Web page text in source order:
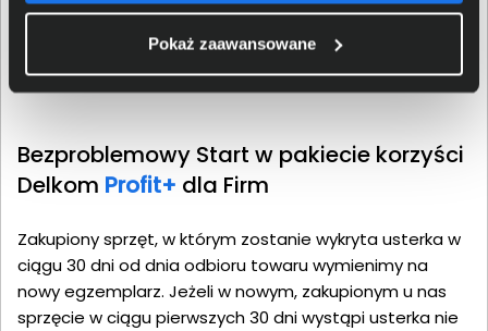
Pokaż zaawansowane
umową sprzedaży.
Bezproblemowy Start w pakiecie korzyści
Delkom Profit+ dla Firm
Zakupiony sprzęt, w którym zostanie wykryta usterka w
ciągu 30 dni od dnia odbioru towaru wymienimy na
nowy egzemplarz. Jeżeli w nowym, zakupionym u nas
sprzęcie w ciągu pierwszych 30 dni wystąpi usterka nie